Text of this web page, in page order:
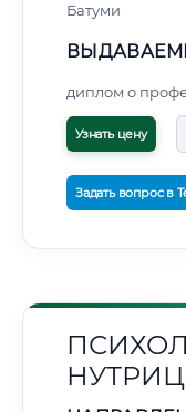
Батуми
диплом о
Узнать цену
Задать вопрос в